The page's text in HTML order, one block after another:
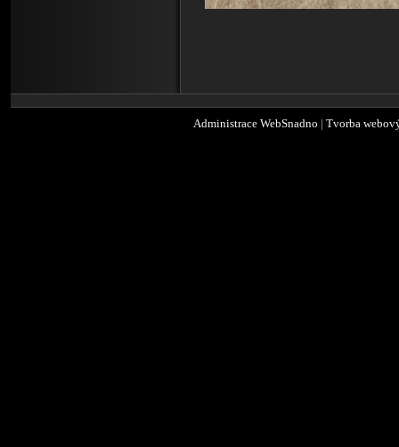
Administrace WebSnadno | Tvorba